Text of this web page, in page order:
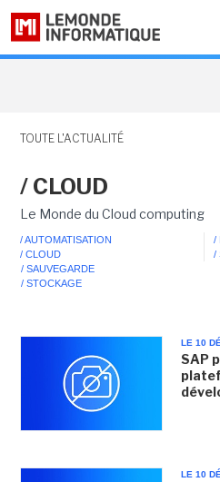
TOUTE L'ACTUALITÉ
/ CLOUD
Le Monde du Cloud computing
/ AUTOMATISATION
/ CLOUD
/
/
/ SAUVEGARDE
/ STOCKAGE
LE 10
SAP
LE 10